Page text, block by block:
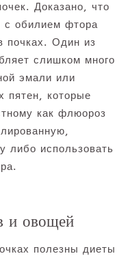
Доказано, что
с обилием фтора
почках. Один из
слишком много
эмали или
пятен, которые
как флюороз
либо использовать
и овощей
полезны диеты